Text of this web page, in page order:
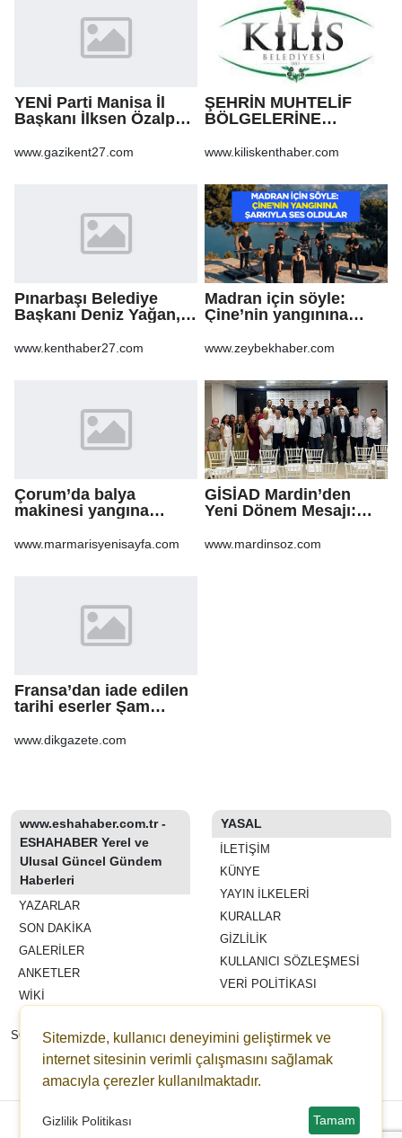
YENİ Parti Manisa İl
Başkanı İlksen Özalper
www.gazikent27.com
ŞEHRİN MUHTELİF
BÖLGELERİNE
VE BOZULAN
ONARILMASI YAPIM İŞİ
www.kiliskenthaber.com
Pınarbaşı Belediye
Başkanı Deniz Yağan,
www.kenthaber27.com
Madran için söyle:
Çine’nin yangınına
www.zeybekhaber.com
Çorum’da balya
makinesi yangına
anız küle döndü
www.marmarisyenisayfa.com
GİSİAD Mardin’den
Yeni Dönem Mesajı:
Daha Çok Üretim
www.mardinsoz.com
Fransa’dan iade edilen
tarihi eserler Şam
www.dikgazete.com
www.eshahaber.com.tr -
ESHAHABER Yerel ve
Ulusal Güncel Gündem
Haberleri
YAZARLAR
SON DAKİKA
GALERİLER
ANKETLER
WİKİ
SÖZLEŞMESI
ESHAHABER
ESHA TV
YASAL
İLETIŞIM
KÜNYE
YAYIN İLKELERI
KURALLAR
GIZLILIK
KULLANICI SÖZLEŞMESI
VERI POLITIKASI
Sitemizde, kullanıcı deneyimini geliştirmek ve
internet sitesinin verimli çalışmasını sağlamak
amacıyla çerezler kullanılmaktadır.
Gizlilik Politikası Tamam
Copyright © 2022-2026 eshahaber.com.tr eshatv.com - HaberPanelim.com v8.7.6